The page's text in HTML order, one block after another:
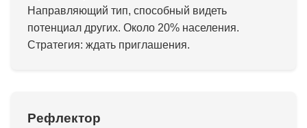
Направляющий тип, способный видеть
потенциал других. Около 20% населения.
Стратегия: ждать приглашения.
Рефлектор